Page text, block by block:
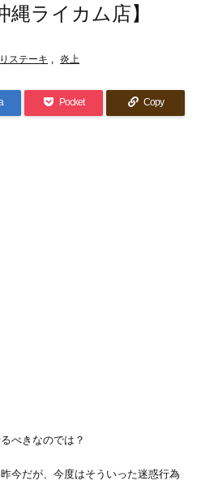
ライカム店】
ステーキ , 炎上
Pocket Copy
べきなのでは？
今だが、今度はそういった迷惑行為